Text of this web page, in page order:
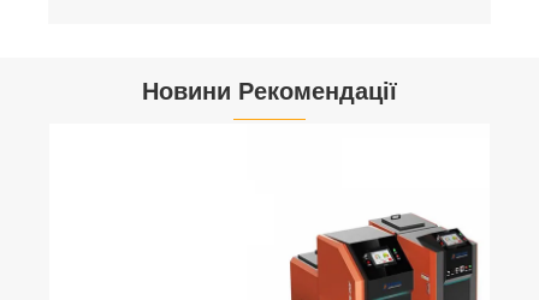
Новини Рекомендації